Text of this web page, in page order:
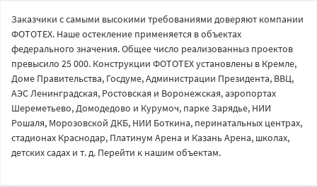
Заказчики с самыми высокими требованиями доверяют компании
ФОТОТЕХ. Наше остекление применяется в объектах
федерального значения. Общее число реализованныз проектов
превысило 25 000. Конструкции ФОТОТЕХ установлены в Кремле,
Доме Правительства, Госдуме, Администрации Президента, ВВЦ,
АЭС Ленинградская, Ростовская и Воронежская, аэропортах
Шереметьево, Домодедово и Курумоч, парке Зарядье, НИИ
Рошаля, Морозовской ДКБ, НИИ Боткина, перинатальных центрах,
стадионах Краснодар, Платинум Арена и Казань Арена, школах,
детских садах и т. д. Перейти к нашим объектам.